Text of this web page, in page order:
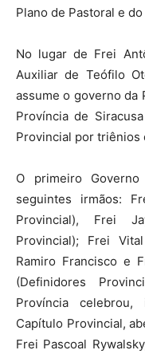
Plano de Pastoral e
No lugar de Frei
Auxiliar de Teófilo
assume o governo da
Província de
Provincial por triênios
O primeiro
seguintes irmãos:
Provincial), Frei
Provincial); Frei
Ramiro Francisco e
(Definidores
Província
Capítulo Provincial,
Frei Pascoal